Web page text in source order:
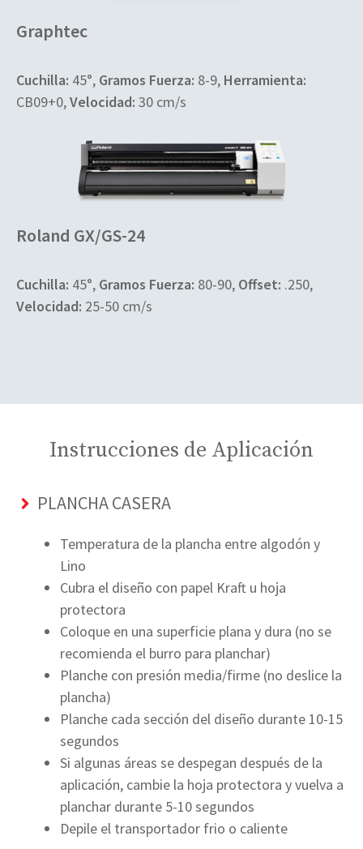
Graphtec
Cuchilla: 45°, Gramos Fuerza: 8-9, Herramienta:
CB09+0,Velocidad: 30 cm/s
Roland GX/GS-24
Cuchilla: 45°, Gramos Fuerza: 80-90, Offset: .250,
Velocidad: 25-50 cm/s
Instrucciones de Aplicación
PLANCHA CASERA
Temperatura de la plancha entre algodón y
Lino
Cubra el diseño con papel Kraft u hoja
protectora
Coloque en una superficie plana y dura (no se
recomienda el burro para planchar)
Planche con presión media/firme (no deslice la
plancha)
Planche cada sección del diseño durante 10-15
segundos
Si algunas áreas se despegan después de la
aplicación, cambie la hoja protectora y vuelva a
planchar durante 5-10 segundos
Depile el transportador frio o caliente